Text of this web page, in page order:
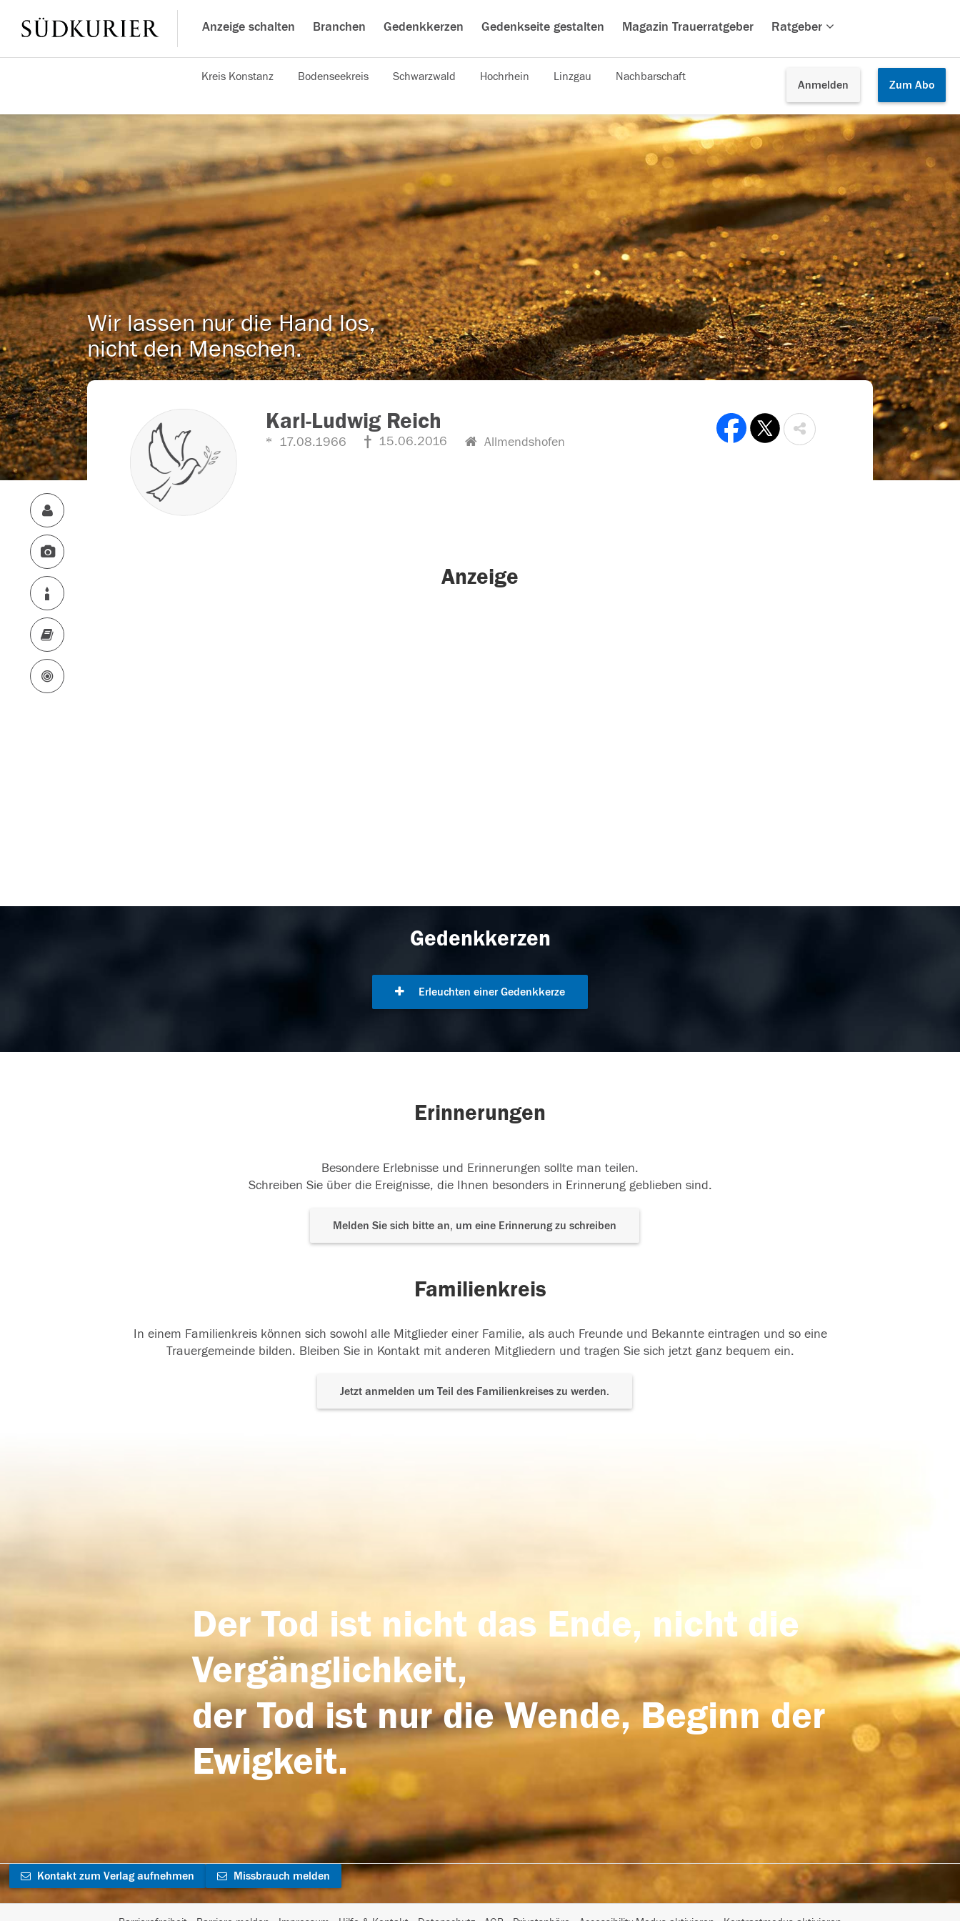
Anzeige schalten Branchen Gedenkkerzen Gedenkseite gestalten Magazin Trauerratgeber Ratgeber
Anmelden Zum Abo
Kreis Konstanz Bodenseekreis Schwarzwald Hochrhein Linzgau Nachbarschaft
Wir lassen nur die Hand los,
nicht den Menschen.
Karl-Ludwig Reich
17.08.1966 15.06.2016 Allmendshofen
Anzeige
Gedenkkerzen
Erleuchten einer Gedenkkerze
Erinnerungen
Besondere Erlebnisse und Erinnerungen sollte man teilen.
Schreiben Sie über die Ereignisse, die Ihnen besonders in Erinnerung geblieben sind.
Melden Sie sich bitte an, um eine Erinnerung zu schreiben
Familienkreis
In einem Familienkreis können sich sowohl alle Mitglieder einer Familie, als auch Freunde und Bekannte eintragen und so eine
Trauergemeinde bilden. Bleiben Sie in Kontakt mit anderen Mitgliedern und tragen Sie sich jetzt ganz bequem ein.
Jetzt anmelden um Teil des Familienkreises zu werden.
Der Tod ist nicht das Ende, nicht die
Vergänglichkeit,
der Tod ist nur die Wende, Beginn der
Ewigkeit.
Kontakt zum Verlag aufnehmen Missbrauch melden